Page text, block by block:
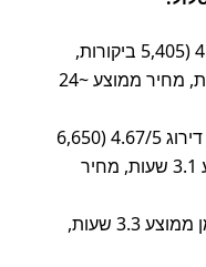
LA Holidays – דירוג 4.52/5 (5,405 ביקורות,
~38%), זמן ממוצע 3.3 שעות, מחיר ממוצע ~24
Trans Malaya Express – דירוג 4.67/5 (6,650
ביקורות, ~36%), זמן ממוצע 3.1 שעות, מחיר
מפעיל #16321 (~25%), זמן ממוצע 3.3 שעות,